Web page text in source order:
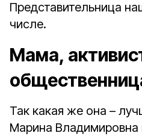
Представительница
числе.
Мама,
Так какая же она –
Марина Владимировна